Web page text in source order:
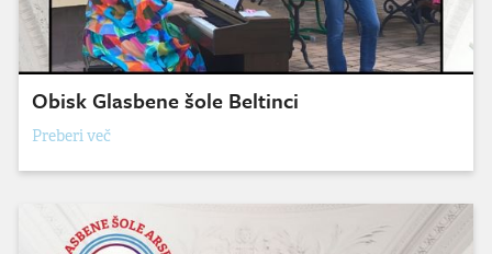
Obisk Glasbene šole Beltinci
Preberi več